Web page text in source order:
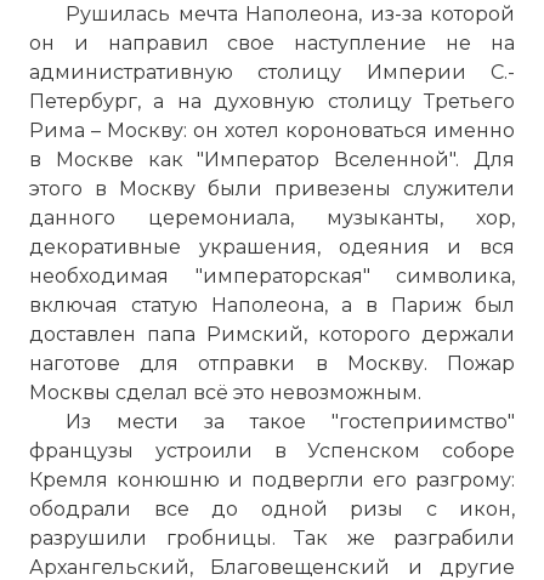
Рушилась мечта Наполеона, из-за которой
он и направил свое наступление не на
административную столицу Империи С.-
Петербург, а на духовную столицу Третьего
Рима – Москву: он хотел короноваться именно
в Москве как "Император Вселенной". Для
этого в Москву были привезены служители
данного церемониала, музыканты, хор,
декоративные украшения, одеяния и вся
необходимая "императорская" символика,
включая статую Наполеона, а в Париж был
доставлен папа Римский, которого держали
наготове для отправки в Москву. Пожар
Москвы сделал всё это невозможным.
Из мести за такое "гостеприимство"
французы устроили в Успенском соборе
Кремля конюшню и подвергли его разгрому:
ободрали все до одной ризы с икон,
разрушили гробницы. Так же разграбили
Архангельский, Благовещенский и другие